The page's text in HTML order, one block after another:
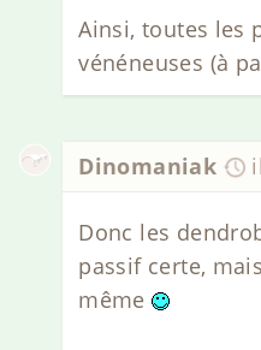
Ainsi, toutes les
vénéneuses (à
Dinomaniak
Donc les
passif certe,
même